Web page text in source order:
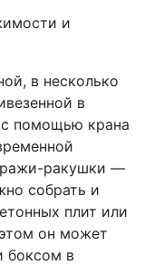
и
в несколько
в
с помощью крана
ракушки —
собрать и
плит или
он может
боксом в